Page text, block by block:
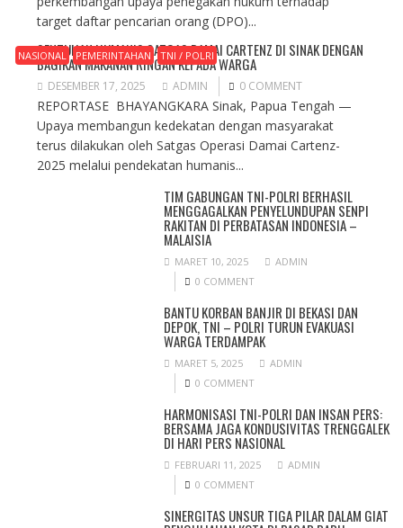
target daftar pencarian orang (DPO)...
NASIONAL PEMERINTAHAN TNI / POLRI
SENTUHAN HUMANIS SATGAS DAMAI CARTENZ DI SINAK DENGAN
BAGIKAN MAKANAN RINGAN KEPADA WARGA
DESEMBER 17, 2025 ADMIN 0 COMMENT
REPORTASE BHAYANGKARA Sinak, Papua Tengah —
Upaya membangun kedekatan dengan masyarakat
terus dilakukan oleh Satgas Operasi Damai Cartenz-
2025 melalui pendekatan humanis...
TIM GABUNGAN TNI-POLRI BERHASIL
MENGGAGALKAN PENYELUNDUPAN SENPI
RAKITAN DI PERBATASAN INDONESIA –
MALAISIA
MARET 10, 2025
ADMIN
0 COMMENT
BANTU KORBAN BANJIR DI BEKASI DAN
DEPOK, TNI – POLRI TURUN EVAKUASI
WARGA TERDAMPAK
MARET 5, 2025
ADMIN
0 COMMENT
HARMONISASI TNI-POLRI DAN INSAN PERS:
BERSAMA JAGA KONDUSIVITAS TRENGGALEK
DI HARI PERS NASIONAL
FEBRUARI 11, 2025
ADMIN
0 COMMENT
SINERGITAS UNSUR TIGA PILAR DALAM GIAT